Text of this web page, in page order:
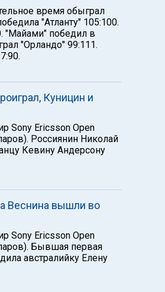
время обыграл
"Атланту" 105:100.
"Майами" победил в
"Орландо" 99:111.
Куницин и
Sony Ericsson Open
Россиянин Николай
Кевину Андерсону
Веснина вышли во
Sony Ericsson Open
Бывшая первая
австралийку Елену